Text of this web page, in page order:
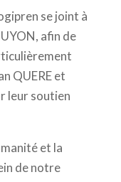
se joint à
afin de
QUERE et
leur soutien
et la
de notre